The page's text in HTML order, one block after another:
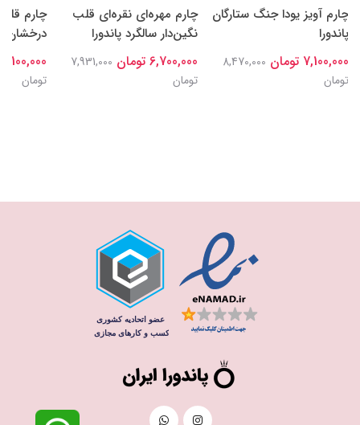
چارم آویز یودا جنگ ستارگان
پاندورا
7,100,000 تومان
8,470,000
تومان
چارم مهره‌ای نقره‌ای قلب
نگین‌دار سالگرد پاندورا
6,700,000 تومان
7,931,000
تومان
چارم
درخشان
7,100,000 تومان
تومان